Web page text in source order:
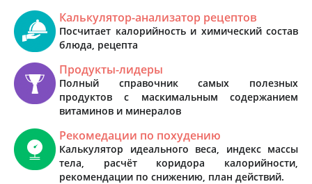
Калькулятор-анализатор рецептов
Посчитает калорийность и химический состав
блюда, рецепта
Продукты-лидеры
Полный справочник самых полезных
продуктов с маскимальным содержанием
витаминов и минералов
Рекомедации по похудению
Калькулятор идеального веса, индекс массы
тела, расчёт коридора калорийности,
рекомендации по снижению, план действий.